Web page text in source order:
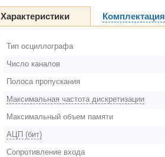
Характеристики Комплектация
Тип осциллографа
Число каналов
Полоса пропускания
Максимальная частота дискретизации
Максимальный объем памяти
АЦП (бит)
Сопротивление входа